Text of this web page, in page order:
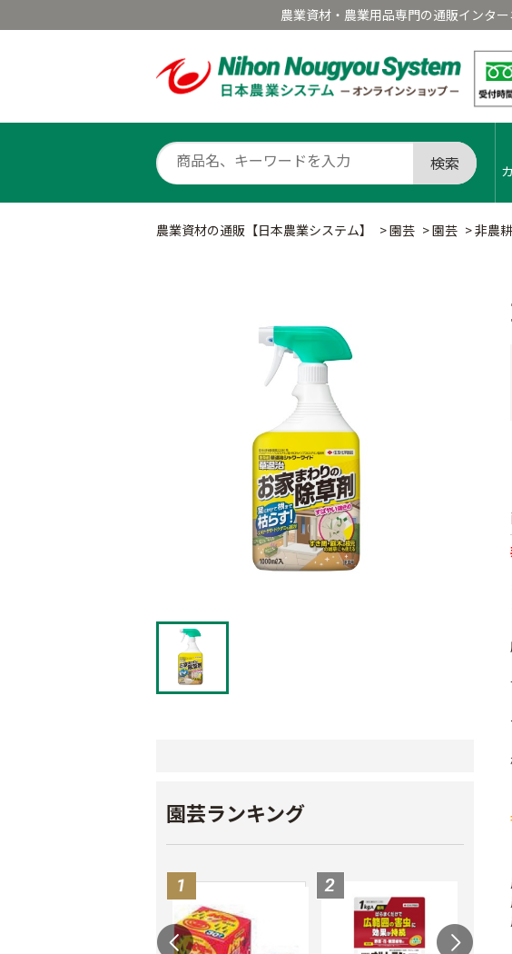
農業資材・農業用品専門の通販インタ
検索
農業資材の通販【日本農業システム】 >園芸 >園芸 >非農
園芸ランキング